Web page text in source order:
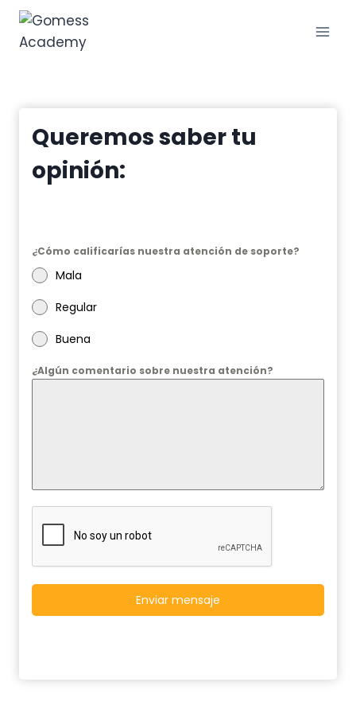
Saltar
contenido
Queremos saber tu
opinión:
¿Cómo calificarías nuestra atención de soporte?
Mala
Regular
Buena
¿Algún comentario sobre nuestra atención?
Enviar mensaje